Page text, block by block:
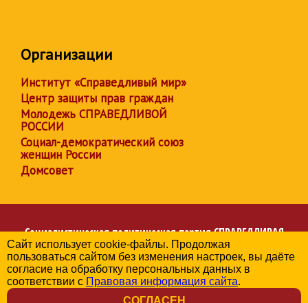
Организации
Институт «Справедливый мир»
Центр защиты прав граждан
Молодежь СПРАВЕДЛИВОЙ
РОССИИ
Социал-демократический союз
женщин России
Домсовет
Социалистическая политическая партияСПРАВЕДЛИВАЯ
РОССИЯ
Региональное отделение партии в Челябинской области
© 2006-2026
Политика в отношении обработки персональных данных
Сайт использует cookie-файлы. Продолжая
пользоваться сайтом без изменения настроек, вы даёте
согласие на обработку персональных данных в
соответствии с Правовая информация сайта.
СОГЛАСЕН